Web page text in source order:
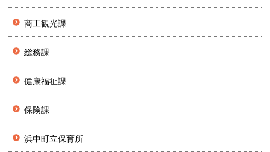
商工観光課
総務課
健康福祉課
保険課
浜中町立保育所